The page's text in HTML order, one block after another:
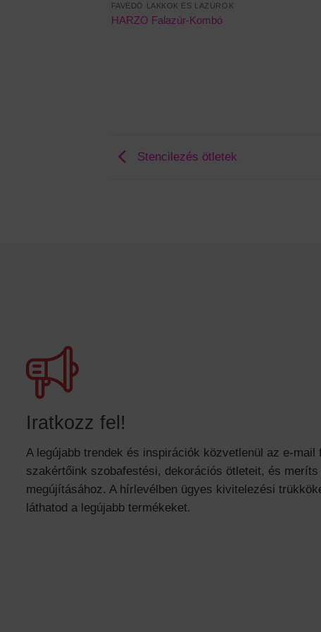
FAVÉDŐ LAKKOK ÉS LAZÚROK
HARZO Falazúr-Kombó
Stencilezés ötletek
Iratkozz fel!
A legújabb trendek és inspirációk közvetlenül az e-mail
szakértőink szobafestési, dekorációs ötleteit, és
megújításához. A hírlevélben ügyes kivitelezési
láthatod a legújabb termékeket.